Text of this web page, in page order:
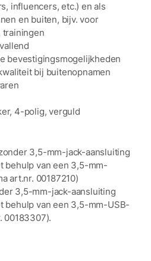
influencers, etc.) en als
en buiten, bijv. voor
trainingen
bevestigingsmogelijkheden
bij buitenopnamen
4-polig, verguld
3,5-mm-jack-aansluiting
behulp van een 3,5-mm-
art.nr. 00187210)
3,5-mm-jack-aansluiting
behulp van een 3,5-mm-USB-
00183307).